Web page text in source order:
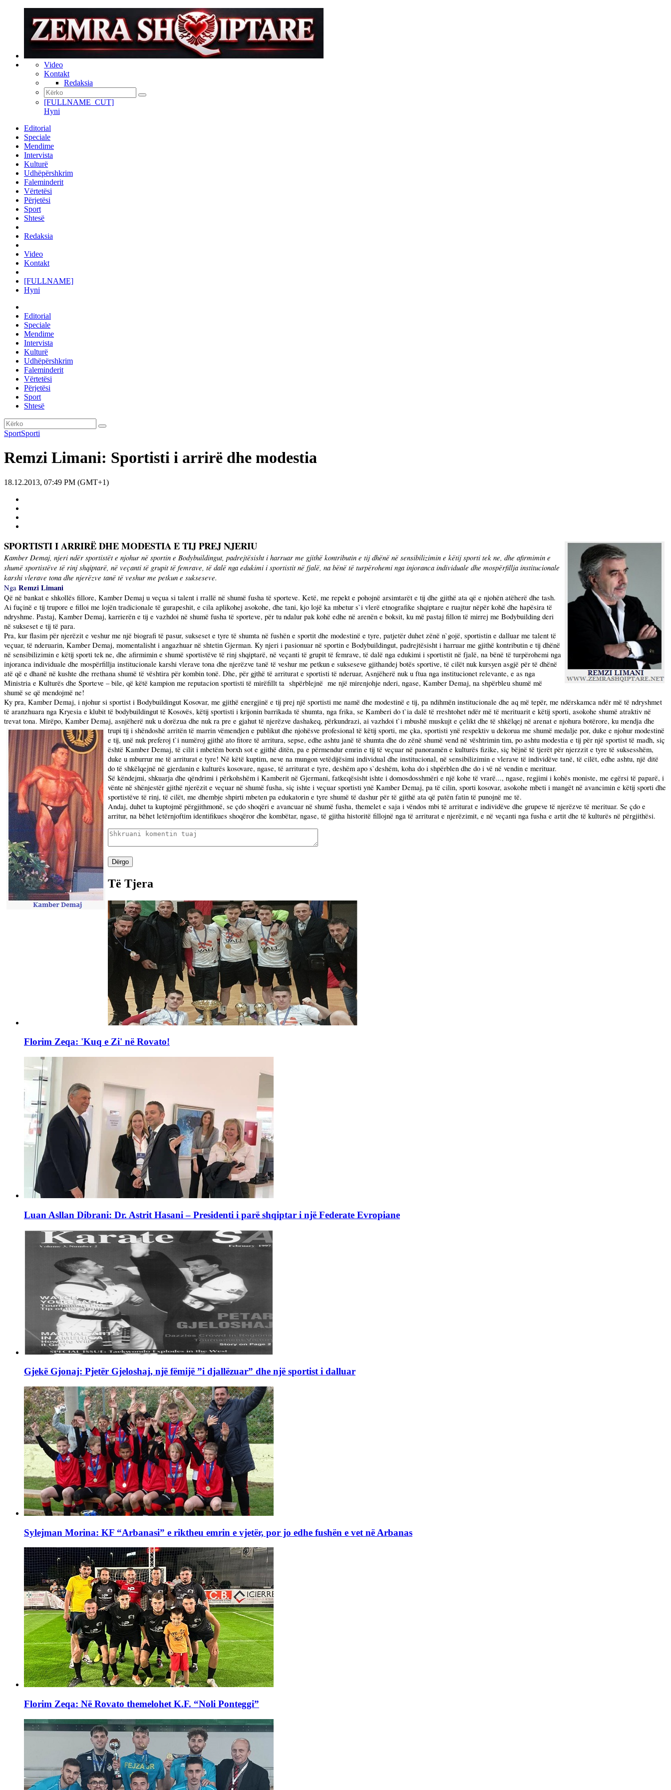
Video
Kontakt
Redaksia
[FULLNAME_CUT]
Hyni
Editorial
Speciale
Mendime
Intervista
Kulturë
Udhëpërshkrim
Faleminderit
Vërtetësi
Përjetësi
Sport
Shtesë
Redaksia
Video
Kontakt
[FULLNAME]
Hyni
Editorial
Speciale
Mendime
Intervista
Kulturë
Udhëpërshkrim
Faleminderit
Vërtetësi
Përjetësi
Sport
Shtesë
SportSporti
Remzi Limani: Sportisti i arrirë dhe modestia
18.12.2013, 07:49 PM (GMT+1)
SPORTISTI I ARRIRË DHE MODESTIA E TIJ PREJ NJERIU
Kamber Demaj, njeri ndër sportistët e njohur në sportin e Bodybuildingut, padrejtësisht i harruar me gjithë kontributin e tij dhënë në sensibilizimin e këtij sporti tek ne, dhe afirmimin e
shumë sportistëve të rinj shqiptarë, në veçanti të grupit të femrave, të dalë nga edukimi i sportistit në fjalë, na bënë të turpërohemi nga injoranca individuale dhe mospërfillja institucionale
karshi vlerave tona dhe njerëzve tanë të veshur me petkun e sukseseve.
Nga Remzi Limani
Që në bankat e shkollës fillore, Kamber Demaj u veçua si talent i rrallë në shumë fusha të sporteve. Ketë, me repekt e pohojnë arsimtarët e tij dhe gjithë ata që e njohën atëherë dhe tash.
Ai fuçinë e tij trupore e filloi me lojën tradicionale të gurapeshit, e cila aplikohej asokohe, dhe tani, kjo lojë ka mbetur s`i vlerë etnografike shqiptare e ruajtur nëpër kohë dhe hapësira të
ndryshme. Pastaj, Kamber Demaj, karrierën e tij e vazhdoi në shumë fusha të sporteve, për tu ndalur pak kohë edhe në arenën e boksit, ku më pastaj fillon të mirrej me Bodybuilding deri
në sukseset e tij të para.
Pra, kur flasim për njerëzit e veshur me një biografi të pasur, sukseset e tyre të shumta në fushën e sportit dhe modestinë e tyre, patjetër duhet zënë n`gojë, sportistin e dalluar me talent të
veçuar, të nderuarin, Kamber Demaj, momentalisht i angazhuar në shtetin Gjerman. Ky njeri i pasionuar në sportin e Bodybuildingut, padrejtësisht i harruar me gjithë kontributin e tij dhënë
në sensibilizimin e këtij sporti tek ne, dhe afirmimin e shumë sportistëve të rinj shqiptarë, në veçanti të grupit të femrave, të dalë nga edukimi i sportistit në fjalë, na bënë të turpërohemi nga
injoranca individuale dhe mospërfillja institucionale karshi vlerave tona dhe njerëzve tanë të veshur me petkun e sukseseve gjithandej botës sportive, të cilët nuk kursyen asgjë për të dhënë
atë që e dhanë në kushte dhe rrethana shumë të vështira për kombin tonë. Dhe, për gjthë të arriturat e sportisti të nderuar, Asnjëherë nuk u ftua nga institucionet relevante, e as nga
Ministria e Kulturës dhe Sporteve – bile, që këtë kampion me reputacion sportisti të mirëfillt ta shpërblejnë me një mirenjohje nderi, ngase, Kamber Demaj, na shpërbleu shumë më
shumë se që mendojmë ne!
Ky pra, Kamber Demaj, i njohur si sportist i Bodybuildingut Kosovar, me gjithë energjinë e tij prej një sportisti me namë dhe modestinë e tij, pa ndihmën institucionale dhe aq më tepër, me ndërskamca ndër më të ndryshmet
të aranzhuara nga Kryesia e klubit të bodybuildingut të Kosovës, këtij sportisti i krijonin barrikada të shumta, nga frika, se Kamberi do t`ia dalë të rreshtohet ndër më të merituarit e këtij sporti, asokohe shumë atraktiv në
trevat tona. Mirëpo, Kamber Demaj, asnjëherë nuk u dorëzua dhe nuk ra pre e gjahut të njerëzve dashakeq, përkundrazi, ai vazhdoi t`i mbushë muskujt e çelikt dhe të shkëlqej në arenat e njohura botërore, ku mendja dhe
trupi tij i shëndoshë arritën të marrin vëmendjen e publikut dhe njohësve profesional të këtij sporti, me çka, sportisti ynë respektiv u dekorua me shumë medalje por, duke e njohur modestinë
e tij, unë nuk preferoj t`i numëroj gjithë ato fitore të arritura, sepse, edhe ashtu janë të shumta dhe do zënë shumë vend në vështrimin tim, po ashtu modestia e tij për një sportist të madh, siç
është Kamber Demaj, të cilit i mbetëm borxh sot e gjithë ditën, pa e përmendur emrin e tij të veçuar në panoramën e kulturës fizike, siç bëjnë të tjerët për njerzzit e tyre të suksesshëm,
duke u mburrur me të arriturat e tyre! Në këtë kuptim, neve na mungon vetëdijësimi individual dhe institucional, në sensibilizimin e vlerave të individëve tanë, të cilët, edhe ashtu, një ditë
do të shkëlqejnë në gjerdanin e kulturës kosovare, ngase, të arriturat e tyre, deshëm apo s`deshëm, koha do i shpërblen dhe do i vë në vendin e merituar.
Së këndejmi, shkuarja dhe qëndrimi i përkohshëm i Kamberit në Gjermani, fatkeqësisht ishte i domosdosshmëri e një kohe të vrarë..., ngase, regjimi i kohës moniste, me egërsi të paparë, i
vënte në shënjestër gjithë njerëzit e veçuar në shumë fusha, siç ishte i veçuar sportisti ynë Kamber Demaj, pa të cilin, sporti kosovar, asokohe mbeti i mangët në avancimin e këtij sporti dhe
sportistëve të rinj, të cilët, me dhembje shpirti mbeten pa edukatorin e tyre shumë të dashur për të gjithë ata që patën fatin të punojnë me të.
Andaj, duhet ta kuptojmë përgjithmonë, se çdo shoqëri e avancuar në shumë fusha, themelet e saja i vëndos mbi të arriturat e individëve dhe grupeve të njerëzve të merituar. Se çdo e
arritur, na bëhet letërnjoftim identifikues shoqëror dhe kombëtar, ngase, të gjitha historitë fillojnë nga të arriturat e njerëzimit, e në veçanti nga fusha e artit dhe të kulturës në përgjithësi.
Dërgo
Të Tjera
Florim Zeqa: 'Kuq e Zi' në Rovato!
Luan Asllan Dibrani: Dr. Astrit Hasani – Presidenti i parë shqiptar i një Federate Evropiane
Gjekë Gjonaj: Pjetër Gjeloshaj, një fëmijë ”i djallëzuar” dhe një sportist i dalluar
Sylejman Morina: KF “Arbanasi” e riktheu emrin e vjetër, por jo edhe fushën e vet në Arbanas
Florim Zeqa: Në Rovato themelohet K.F. “Noli Ponteggi”